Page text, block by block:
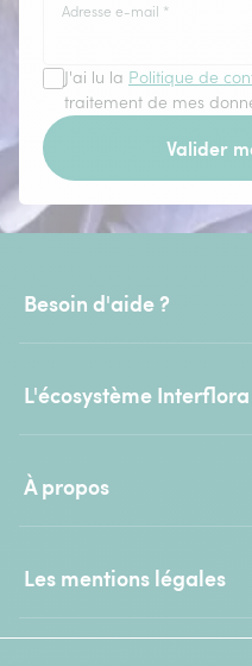
Adresse e-mail *
J'ai lu la Politique de
traitement de mes
Valider
Besoin d'aide ?
L'écosystème Interflora
À propos
Les mentions légales